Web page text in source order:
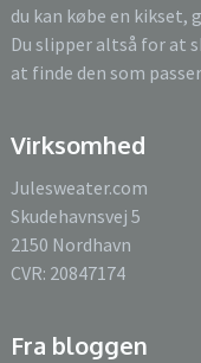
du kan købe en kikset,
Du slipper altså for at
at finde den som
Virksomhed
Julesweater.com
Skudehavnsvej 5
2150 Nordhavn
CVR: 20847174
Fra bloggen